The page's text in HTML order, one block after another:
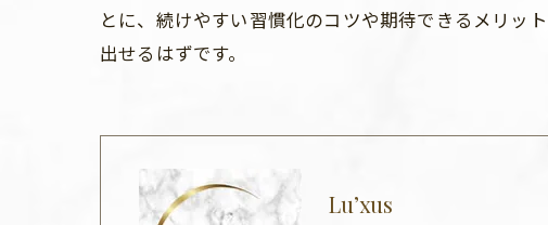
とに、続けやすい習慣化のコツや期待できるメリッ
出せるはずです。
Lu’xus